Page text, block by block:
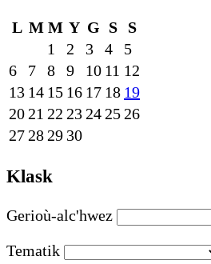
L M M Y G S
S
1
2 3 4
5
6
7 8 9 10 11 12
13 14 15 16 17 18 19
20 21 22 23 24 25 26
27 28 29 30
Klask
Gerioù-alc'hwez
Tematik